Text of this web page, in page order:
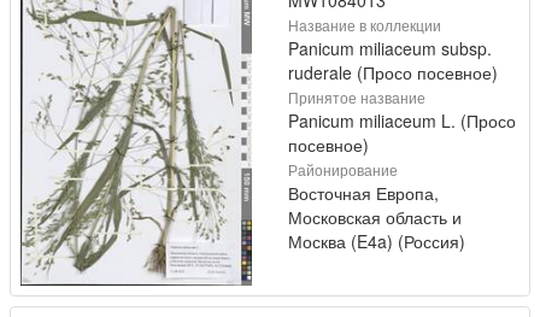
Название в коллекции
Panicum miliaceum subsp.
ruderale (Просо посевное)
Принятое название
Panicum miliaceum L. (Просо
посевное)
Районирование
Восточная Европа,
Московская область и
Москва (E4a) (Россия)